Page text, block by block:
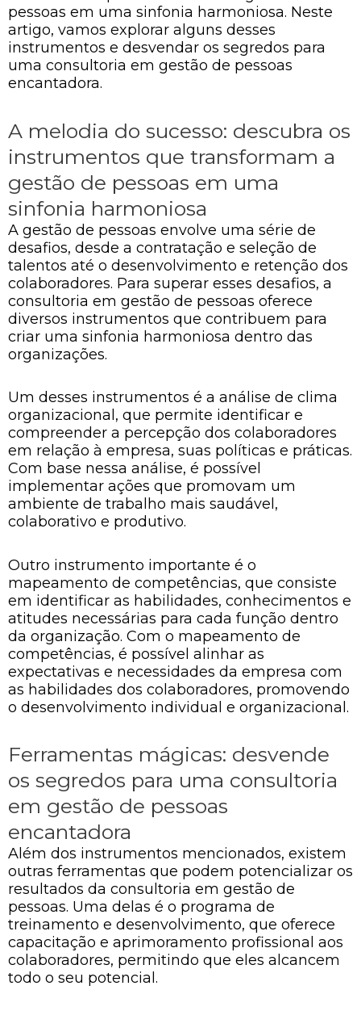
pessoas em uma sinfonia harmoniosa. Neste
artigo, vamos explorar alguns desses
instrumentos e desvendar os segredos para
uma consultoria em gestão de pessoas
encantadora.
A melodia do sucesso: descubra os
instrumentos que transformam a
gestão de pessoas em uma
sinfonia harmoniosa
A gestão de pessoas envolve uma série de
desafios, desde a contratação e seleção de
talentos até o desenvolvimento e retenção dos
colaboradores. Para superar esses desafios, a
consultoria em gestão de pessoas oferece
diversos instrumentos que contribuem para
criar uma sinfonia harmoniosa dentro das
organizações.
Um desses instrumentos é a análise de clima
organizacional, que permite identificar e
compreender a percepção dos colaboradores
em relação à empresa, suas políticas e práticas.
Com base nessa análise, é possível
implementar ações que promovam um
ambiente de trabalho mais saudável,
colaborativo e produtivo.
Outro instrumento importante é o
mapeamento de competências, que consiste
em identificar as habilidades, conhecimentos e
atitudes necessárias para cada função dentro
da organização. Com o mapeamento de
competências, é possível alinhar as
expectativas e necessidades da empresa com
as habilidades dos colaboradores, promovendo
o desenvolvimento individual e organizacional.
Ferramentas mágicas: desvende
os segredos para uma consultoria
em gestão de pessoas
encantadora
Além dos instrumentos mencionados, existem
outras ferramentas que podem potencializar os
resultados da consultoria em gestão de
pessoas. Uma delas é o programa de
treinamento e desenvolvimento, que oferece
capacitação e aprimoramento profissional aos
colaboradores, permitindo que eles alcancem
todo o seu potencial.